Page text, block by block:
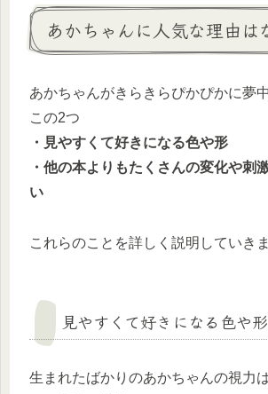
あかちゃんに人気な理由は
あかちゃんがきらきらぴかぴかに夢
この2つ
・見やすくて好きになる色や形
・他の本よりもたくさんの変化や刺
い
これらのことを詳しく説明していきま
見やすくて好きになる色や形
生まれたばかりのあかちゃんの視力